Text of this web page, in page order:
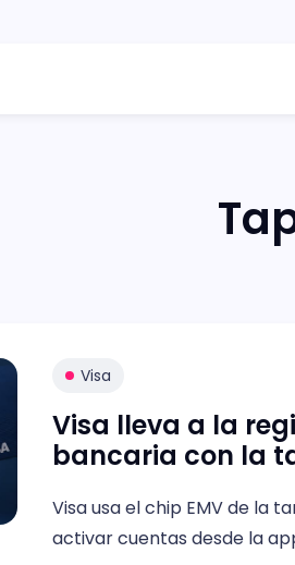
Visa
Visa lleva a la
bancaria con la
Visa usa el chip EMV de la
activar cuentas desde la